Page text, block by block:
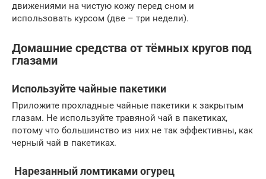
движениями на чистую кожу перед сном и
использовать курсом (две – три недели).
Домашние средства от тёмных кругов под
глазами
Используйте чайные пакетики
Приложите прохладные чайные пакетики к закрытым
глазам. Не используйте травяной чай в пакетиках,
потому что большинство из них не так эффективны, как
черный чай в пакетиках.
Нарезанный ломтиками огурец